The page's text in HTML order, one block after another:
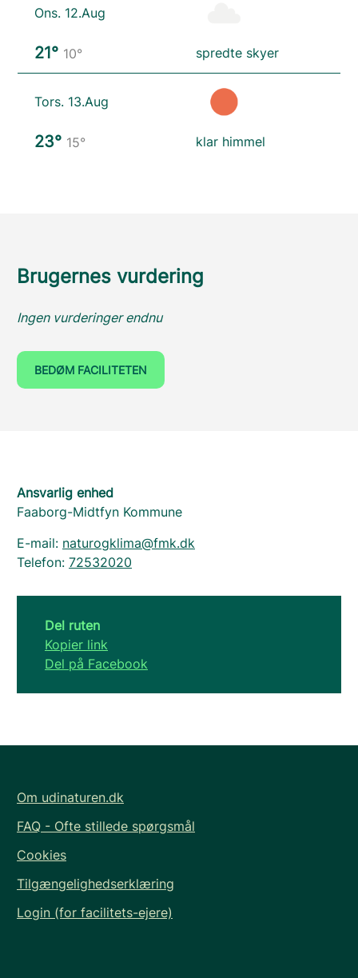
Ons. 12.Aug
21° 10° spredte skyer
Tors. 13.Aug
23° 15° klar himmel
Brugernes vurdering
Ingen vurderinger endnu
BEDØM FACILITETEN
Ansvarlig enhed
Faaborg-Midtfyn Kommune
E-mail: naturogklima@fmk.dk
Telefon: 72532020
Del ruten
Kopier link
Del på Facebook
Om udinaturen.dk
FAQ - Ofte stillede spørgsmål
Cookies
Tilgængelighedserklæring
Login (for facilitets-ejere)